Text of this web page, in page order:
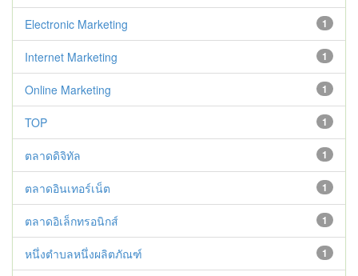
1
Electronic Marketing
1
Internet Marketing
1
Online Marketing
1
TOP
1
ตลาดดิจิทัล
1
ตลาดอินเทอร์เน็ต
1
ตลาดอิเล็กทรอนิกส์
1
หนึ่งตำบลหนึ่งผลิตภัณฑ์